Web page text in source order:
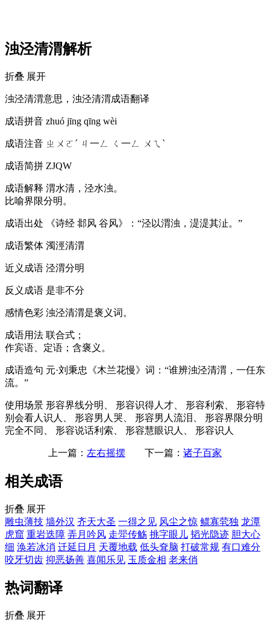
浊泾清渭解析
折叠 展开
浊泾清渭意思，浊泾清渭成语翻译
成语拼音 zhuó jīng qīng wèi
成语注音 ㄓㄨㄛˊ ㄐ一ㄥ ㄑ一ㄥ ㄨㄟˋ
成语简拼 ZJQW
成语解释 渭水清，泾水浊。
比喻界限分明。
成语出处 《诗经 邶风 谷风》：“泾以渭浊，湜湜其沚。”
成语繁体 濁涇清渭
近义成语 泾渭分明
反义成语 是非不分
感情色彩 浊泾清渭是褒义词。
成语用法 联合式；
作宾语、定语；含褒义。
成语造句 元·刘秉忠《木兰花慢》词：“谁辨浊泾清渭，一任东
流。”
使用场景 形容界线分明、 形容识得人才、 形容利索、 形容特
别会看人识人、 形容男人哭、 形容男人流泪、 形容界限分明
完全不同、 形容说话利索、 形容慧眼识人、 形容识人
上一篇： 左右摇摆 下一篇： 诸子百家
相关成语
折叠 展开
雕虫薄技 墙外汉 齐天大圣 一得之见 风尘之惊 鳏寡茕独 龙潭
虎窟 重岩迭障 弄月吟风 走斝传觞 挑字眼儿 韬光隐迹 胆大心
细 涣若冰消 迁延日月 天覆地载 低头耷脑 打破常规 有口难分
咬牙切齿 抑恶扬善 喜闻乐见 玉质金相 老来俏
热词翻译
折叠 展开